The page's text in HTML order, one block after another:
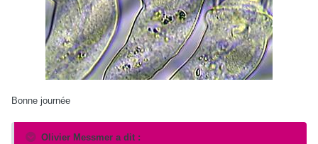
Bonne journée
Olivier Messmer a dit :